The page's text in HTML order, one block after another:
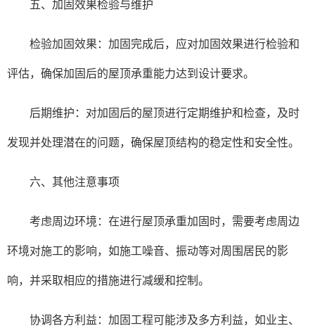
五、加固效果检验与维护
检验加固效果：加固完成后，应对加固效果进行检验和
评估，确保加固后的屋顶承重能力达到设计要求。
后期维护：对加固后的屋顶进行定期维护和检查，及时
发现并处理潜在的问题，确保屋顶结构的稳定性和安全性。
六、其他注意事项
考虑周边环境：在进行屋顶承重加固时，需要考虑周边
环境对施工的影响，如施工噪音、振动等对周围居民的影
响，并采取相应的措施进行减缓和控制。
协调各方利益：加固工程可能涉及多方利益，如业主、